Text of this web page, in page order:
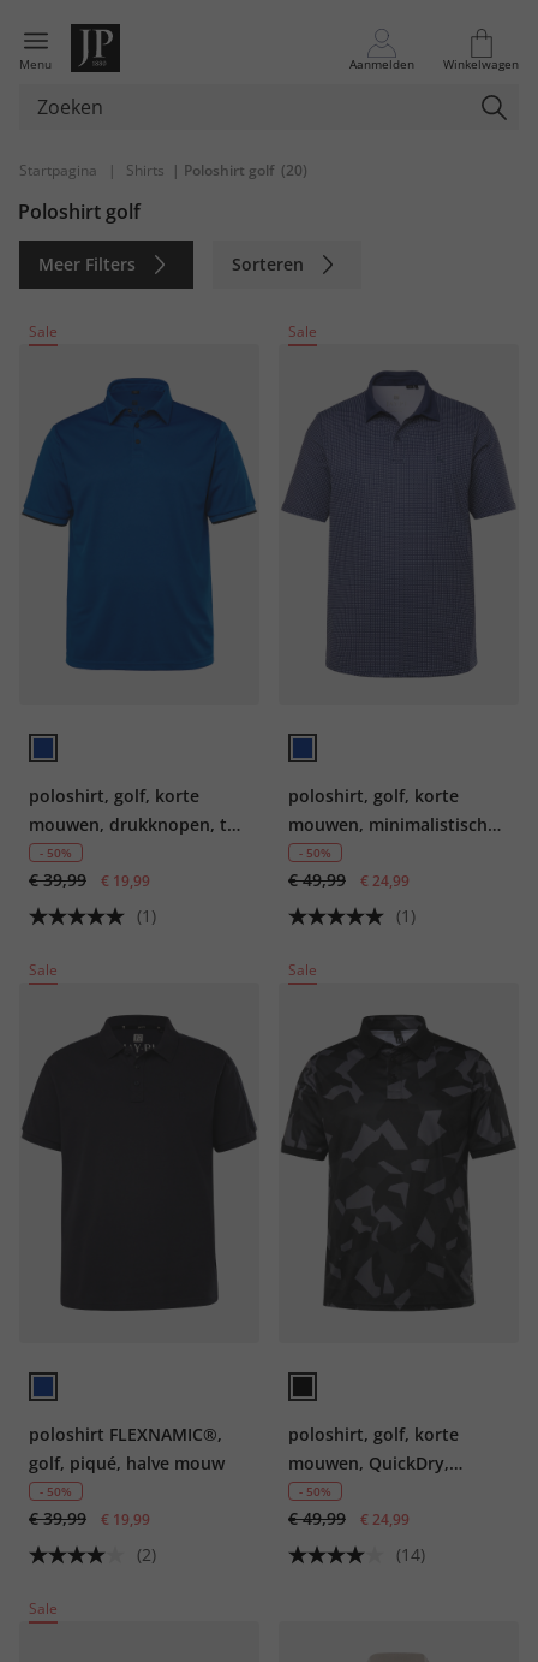
Menu Aanmelden Winkelwagen
Startpagina | Shirts | Poloshirt golf (20)
Poloshirt golf
Meer Filters Sorteren
Sale
poloshirt, golf, korte
mouwen, drukknopen, tot
7XL
- 50%
€ 39,99 € 19,99
(1)
Sale
poloshirt, golf, korte
mouwen, minimalistische
print, QuickDry, tot 7XL
- 50%
€ 49,99 € 24,99
(1)
Sale
poloshirt FLEXNAMIC®,
golf, piqué, halve mouw
- 50%
€ 39,99 € 19,99
(2)
Sale
poloshirt, golf, korte
mouwen, QuickDry,
camouflage, tot 7XL
- 50%
€ 49,99 € 24,99
(14)
Sale